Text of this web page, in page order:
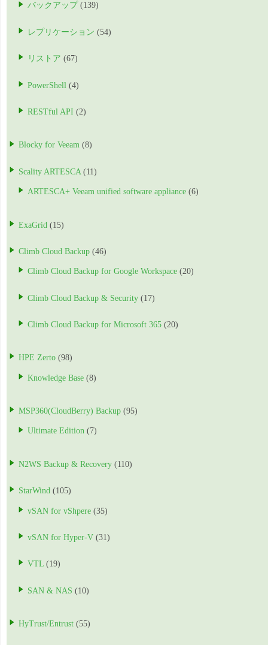
バックアップ (139)
レプリケーション (54)
リストア (67)
PowerShell (4)
RESTful API (2)
Blocky for Veeam (8)
Scality ARTESCA (11)
ARTESCA+ Veeam unified software appliance (6)
ExaGrid (15)
Climb Cloud Backup (46)
Climb Cloud Backup for Google Workspace (20)
Climb Cloud Backup & Security (17)
Climb Cloud Backup for Microsoft 365 (20)
HPE Zerto (98)
Knowledge Base (8)
MSP360(CloudBerry) Backup (95)
Ultimate Edition (7)
N2WS Backup & Recovery (110)
StarWind (105)
vSAN for vShpere (35)
vSAN for Hyper-V (31)
VTL (19)
SAN & NAS (10)
HyTrust/Entrust (55)